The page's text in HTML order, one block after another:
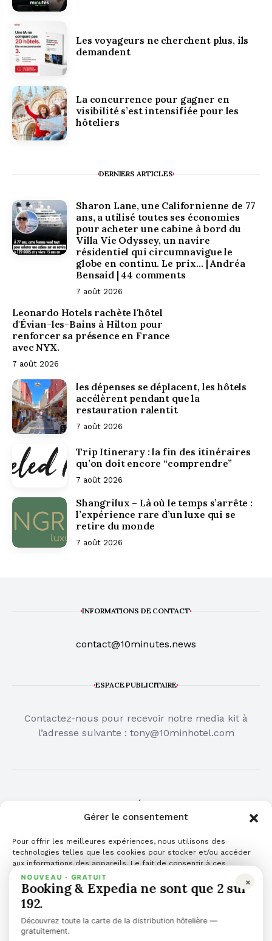
Gérer le consentement
Pour offrir les meilleures expériences, nous utilisons des
technologies telles que les cookies pour stocker et/ou accéder
aux informations des appareils. Le fait de consentir à ces
technologies nous permettra de traiter des données telles que le
comportement de navigation ou les ID uniques sur ce site. Le fait
de ne pas consentir ou de retirer son consentement peut avoir un
effet négatif sur certaines caractéristiques et fonctions.
Gérer les services
Les voyageurs ne cherchent plus, ils
demandent
La concurrence pour gagner en
visibilité s’est intensifiée pour les
hôteliers
DERNIERS ARTICLES
Sharon Lane, une Californienne de 77
ans, a utilisé toutes ses économies
pour acheter une cabine à bord du
Villa Vie Odyssey, un navire
résidentiel qui circumnavigue le
globe en continu. Le prix… | Andréa
Bensaid | 44 comments
7 août 2026
Leonardo Hotels rachète l'hôtel
d'Évian-les-Bains à Hilton pour
renforcer sa présence en France
avec NYX.
7 août 2026
les dépenses se déplacent, les hôtels
accélèrent pendant que la
restauration ralentit
7 août 2026
Trip Itinerary : la fin des itinéraires
qu’on doit encore “comprendre”
7 août 2026
Shangrilux – Là où le temps s’arrête :
l’expérience rare d’un luxe qui se
retire du monde
7 août 2026
INFORMATIONS DE CONTACT
contact@10minutes.news
ESPACE PUBLICITAIRE
Contactez-nous pour recevoir notre media kit à
l’adresse suivante : tony@10minhotel.com
COMMUNIQUÉ DE PRESSE
Cliquez ici pour publier votre communiqué de
presse
×
NOUVEAU · GRATUIT
Booking & Expedia ne sont que 2 sur
192.
Découvrez toute la carte de la distribution hôtelière —
gratuitement.